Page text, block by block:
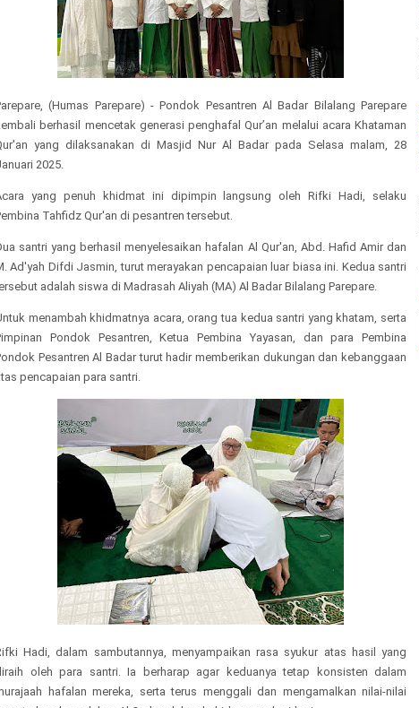
(Humas Parepare) - Pondok Pesantren Al Badar Bilalang Parepare
berhasil mencetak generasi penghafal Qur’an melalui acara Khataman
yang dilaksanakan di Masjid Nur Al Badar pada Selasa malam, 28
2025.
yang penuh khidmat ini dipimpin langsung oleh Rifki Hadi, selaku
Tahfidz Qur'an di pesantren tersebut.
santri yang berhasil menyelesaikan hafalan Al Qur'an, Abd. Hafid Amir dan
Ad'yah Difdi Jasmin, turut merayakan pencapaian luar biasa ini. Kedua santri
adalah siswa di Madrasah Aliyah (MA) Al Badar Bilalang Parepare.
menambah khidmatnya acara, orang tua kedua santri yang khatam, serta
Pondok Pesantren, Ketua Pembina Yayasan, dan para Pembina
Pesantren Al Badar turut hadir memberikan dukungan dan kebanggaan
pencapaian para santri.
Hadi, dalam sambutannya, menyampaikan rasa syukur atas hasil yang
oleh para santri. Ia berharap agar keduanya tetap konsisten dalam
hafalan mereka, serta terus menggali dan mengamalkan nilai-nilai